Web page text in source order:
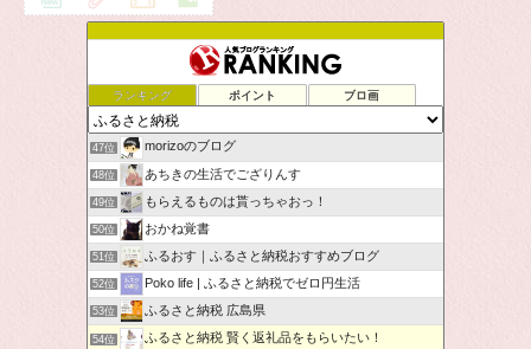
ランキング ポイント ブロ画
47位 morizoのブログ
48位 あちきの生活でござりんす
49位 もらえるものは貰っちゃおっ！
50位 おかね覚書
51位 ふるおす｜ふるさと納税おすすめブログ
52位 Poko life | ふるさと納税でゼロ円生活
53位 ふるさと納税 広島県
54位 ふるさと納税 賢く返礼品をもらいたい！